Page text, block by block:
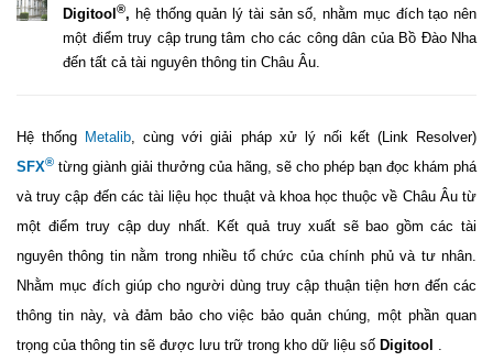
Digitool®, hệ thống quản lý tài sản số, nhằm mục đích tạo nên
một điểm truy cập trung tâm cho các công dân của Bồ Đào Nha
đến tất cả tài nguyên thông tin Châu Âu.
Hệ thống Metalib, cùng với giải pháp xử lý nối kết (Link Resolver)
SFX® từng giành giải thưởng của hãng, sẽ cho phép bạn đọc khám phá
và truy cập đến các tài liệu học thuật và khoa học thuộc về Châu Âu từ
một điểm truy cập duy nhất. Kết quả truy xuất sẽ bao gồm các tài
nguyên thông tin nằm trong nhiều tổ chức của chính phủ và tư nhân.
Nhằm mục đích giúp cho người dùng truy cập thuận tiện hơn đến các
thông tin này, và đảm bảo cho việc bảo quản chúng, một phần quan
trọng của thông tin sẽ được lưu trữ trong kho dữ liệu số Digitool .